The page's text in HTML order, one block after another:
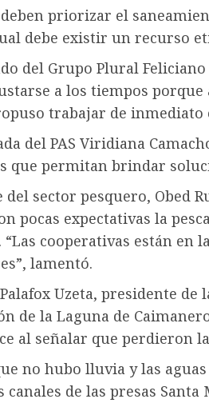
priorizar el
debe existir un recurso
del Grupo Plural
a los tiempos
trabajar de inmediato
del PAS Viridiana
que permitan brindar
del sector pesquero, Obed
pocas expectativas la
“Las cooperativas están
lamentó.
Uzeta, presidente de
de la Laguna de
al señalar que perdieron
no hubo lluvia y las
canales de las presas